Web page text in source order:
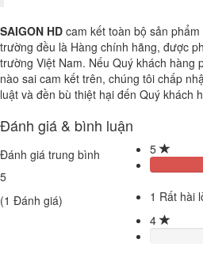
SAIGON HD cam kết toàn bộ sản
trường đều là Hàng chính hãng, được
trường Việt Nam. Nếu Quý khách hàng
nào sai cam kết trên, chúng tôi chấp
luật và đền bù thiệt hại đến Quý khách
Đánh giá & bình luận
Đánh giá trung bình
5
(1 Đánh giá)
5
1 Rất hài
4